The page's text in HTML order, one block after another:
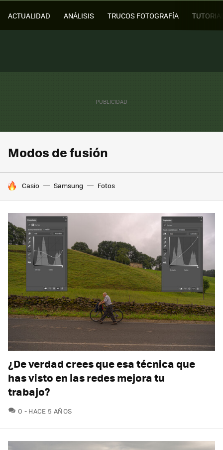
ACTUALIDAD ANÁLISIS TRUCOS FOTOGRAFÍA
Modos de fusión
HOY SE HABLA DE
Casio Samsung Fotos
¿De verdad crees que esa técnica que
has visto en las redes mejora tu
trabajo?
0 COMENTARIOS
HACE 5 AÑOS